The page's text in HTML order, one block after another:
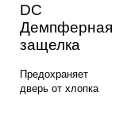
DC
Демпферная
защелка
Предохраняет
дверь от хлопка